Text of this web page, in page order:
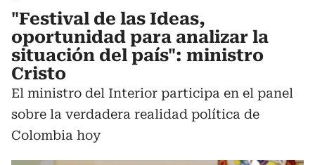
"Festival de las Ideas,
oportunidad para analizar la
situación del país": ministro
Cristo
El ministro del Interior participa en el panel
sobre la verdadera realidad política de
Colombia hoy